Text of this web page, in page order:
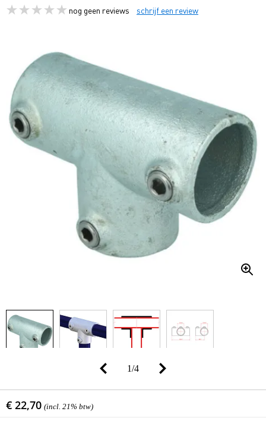
nog geen reviews schrijf een review
1/4
€ 22,70 (incl. 21% btw)